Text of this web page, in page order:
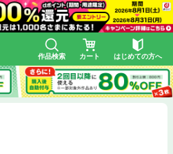
作品検索 カート はじめての方へ